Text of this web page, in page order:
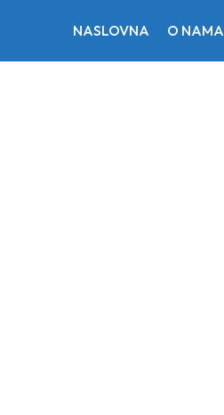
NASLOVNA O NAMA